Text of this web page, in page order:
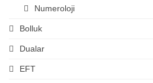
Numeroloji
Bolluk
Dualar
EFT